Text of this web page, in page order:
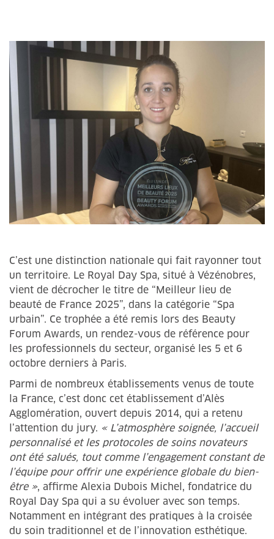
C’est une distinction nationale qui fait rayonner tout
un territoire. Le Royal Day Spa, situé à Vézénobres,
vient de décrocher le titre de “Meilleur lieu de
beauté de France 2025”, dans la catégorie “Spa
urbain”. Ce trophée a été remis lors des Beauty
Forum Awards, un rendez-vous de référence pour
les professionnels du secteur, organisé les 5 et 6
octobre derniers à Paris.
Parmi de nombreux établissements venus de toute
la France, c’est donc cet établissement d’Alès
Agglomération, ouvert depuis 2014, qui a retenu
l’attention du jury. « L’atmosphère soignée, l’accueil
personnalisé et les protocoles de soins novateurs
ont été salués, tout comme l’engagement constant de
l’équipe pour offrir une expérience globale du bien-
être », affirme Alexia Dubois Michel, fondatrice du
Royal Day Spa qui a su évoluer avec son temps.
Notamment en intégrant des pratiques à la croisée
du soin traditionnel et de l’innovation esthétique.